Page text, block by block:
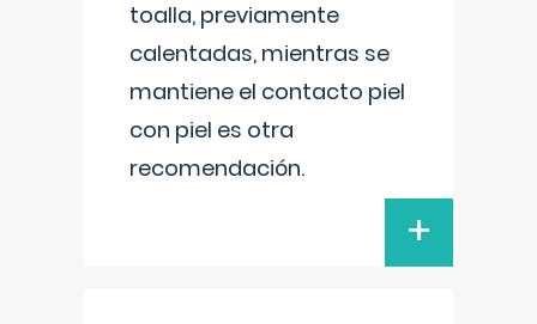
toalla, previamente
calentadas, mientras se
mantiene el contacto piel
con piel es otra
recomendación.
+